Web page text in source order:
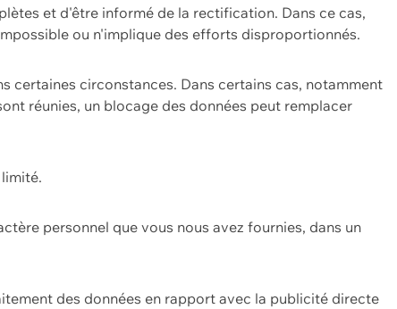
et d'être informé de la rectification. Dans ce cas,
ou n'implique des efforts disproportionnés.
certaines circonstances. Dans certains cas, notamment
réunies, un blocage des données peut remplacer
personnel que vous nous avez fournies, dans un
des données en rapport avec la publicité directe